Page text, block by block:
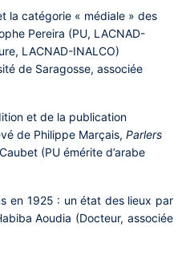
la catégorie « médiale » des
Pereira (PU, LACNAD-
LACNAD-INALCO)
de Saragosse, associée
et de la publication
de Philippe Marçais, Parlers
(PU émérite d’arabe
en 1925 : un état des lieux par
Aoudia (Docteur, associée